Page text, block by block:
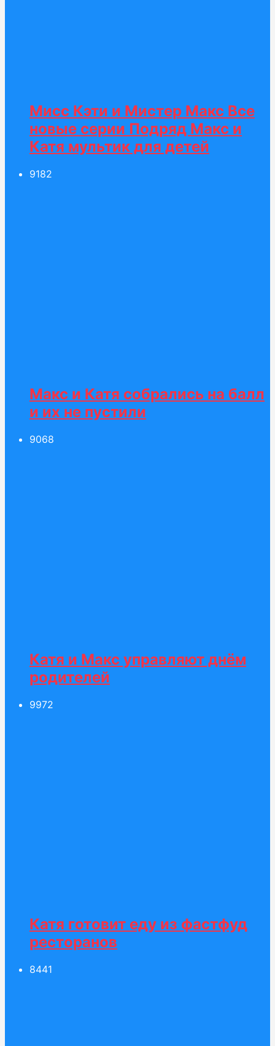
Мисс Кэти и Мистер Макс Все
новые серии Подряд Макс и
Катя мультик для детей
9182
Макс и Катя собрались на балл
и их не пустили
9068
Катя и Макс управляют днём
родителей
9972
Катя готовит еду из фастфуд
ресторанов
8441